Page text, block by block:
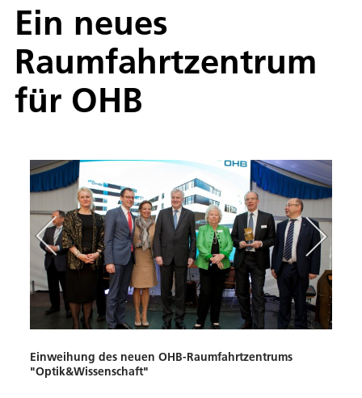
Ein neues
Raumfahrtzentrum
für OHB
Einweihung des neuen OHB-Raumfahrtzentrums
"Optik&Wissenschaft"